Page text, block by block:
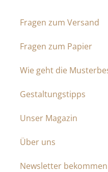
Fragen zum Versand
Fragen zum Papier
Wie geht die
Gestaltungstipps
Unser Magazin
Über uns
Newsletter bekommen